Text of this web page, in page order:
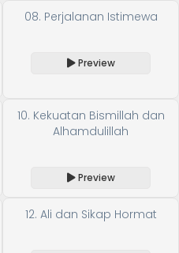
08. Perjalanan Istimewa
Preview
10. Kekuatan Bismillah dan
Alhamdulillah
Preview
12. Ali dan Sikap Hormat